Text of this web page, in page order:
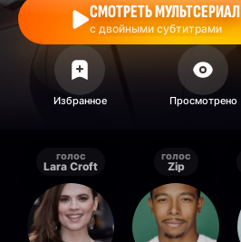
СМОТРЕТЬ МУЛЬТСЕРИАЛ
с двойными субтитрами
голос
Lara Croft
голос
Zip